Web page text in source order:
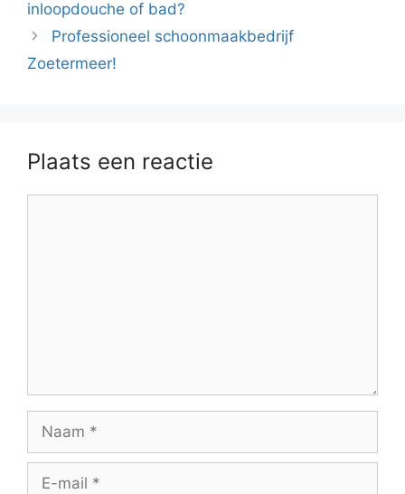
inloopdouche of bad?
Professioneel schoonmaakbedrijf
Zoetermeer!
Plaats een reactie
Naam